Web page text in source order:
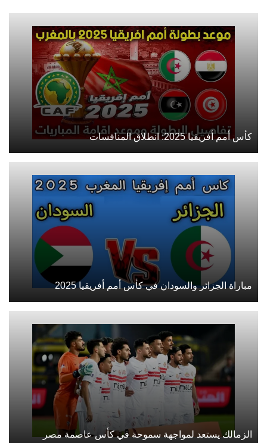
كأس أمم أفريقيا 2025: انطلاق المنافسات
مباراة الجزائر والسودان في كأس أمم أفريقيا 2025
الزمالك يستعد لمواجهة سموحة في كأس عاصمة مصر